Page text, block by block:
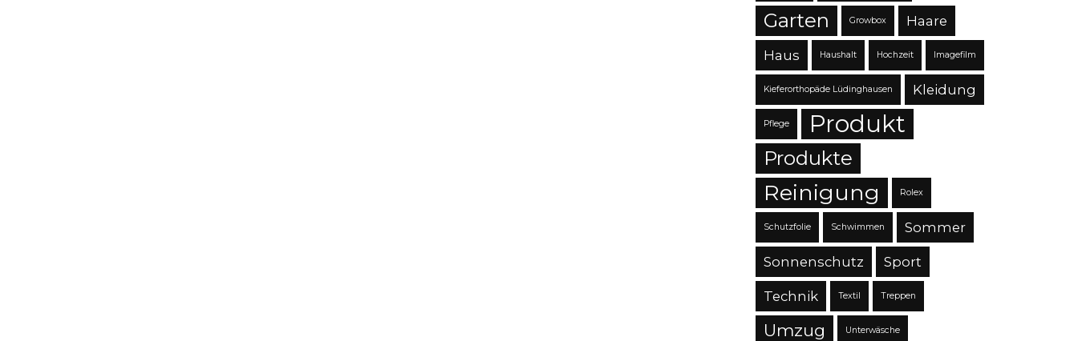
Garten Growbox Haare
Haus Haushalt Hochzeit Imagefilm
Kieferorthopäde Lüdinghausen Kleidung
Pflege Produkt
Produkte
Reinigung Rolex
Schutzfolie Schwimmen Sommer
Sonnenschutz Sport
Technik Textil Treppen
Umzug Unterwäsche